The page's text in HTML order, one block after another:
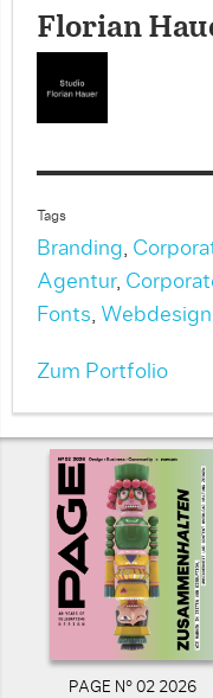
Florian
Tags
Branding,
Agentur,
Fonts, Webdesign
Zum Portfolio
PAGE N° 02 2026